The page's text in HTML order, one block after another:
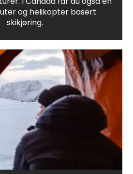
og helikopter basert
skikjøring.